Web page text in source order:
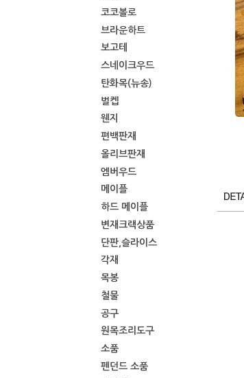
코코볼로
브라운하트
보고테
스네이크우드
탄화목(뉴송)
벌켑
웬지
편백판재
올리브판재
엠버우드
메이플
하드 메이플
변재크랙상품
단판,슬라이스
각재
목봉
철물
공구
원목조리도구
소품
펜던드 소품